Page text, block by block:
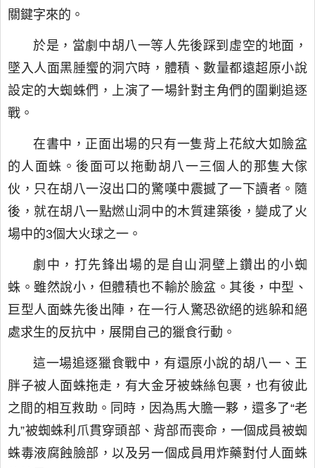
關鍵字來的。
於是，當劇中胡八一等人先後踩到虛空的地面，
墜入人面黑腄蠁的洞穴時，體積、數量都遠超原小說
設定的大蜘蛛們，上演了一場針對主角們的圍剿追逐
戰。
在書中，正面出場的只有一隻背上花紋大如臉盆
的人面蛛。後面可以拖動胡八一三個人的那隻大傢
伙，只在胡八一沒出口的驚嘆中震撼了一下讀者。隨
後，就在胡八一點燃山洞中的木質建築後，變成了火
場中的3個大火球之一。
劇中，打先鋒出場的是自山洞壁上鑽出的小蜘
蛛。雖然說小，但體積也不輸於臉盆。其後，中型、
巨型人面蛛先後出陣，在一行人驚恐欲絕的逃躲和絕
處求生的反抗中，展開自己的獵食行動。
這一場追逐獵食戰中，有還原小說的胡八一、王
胖子被人面蛛拖走，有大金牙被蛛絲包裹，也有彼此
之間的相互救助。同時，因為馬大膽一夥，還多了“老
九”被蜘蛛利爪貫穿頭部、背部而喪命，一個成員被蜘
蛛毒液腐蝕臉部，以及另一個成員用炸藥對付人面蛛